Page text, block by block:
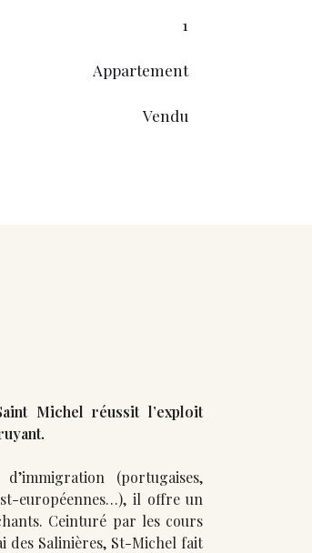
1
Appartement
Vendu
Michel réussit l’exploit
(portugaises,
européennes…), il offre un
cours
des Salinières, St-Michel fait